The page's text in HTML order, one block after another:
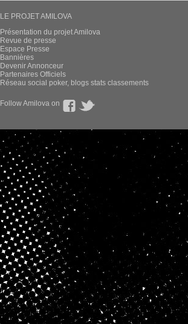
LE PROJET AMILOVA
Présentation du projet Amilova
Revue de presse
Espace Presse
Bannières
Devenir Annonceur
Partenaires Officiels
Réseau social poker, blogs stats classements
Follow Amilova on